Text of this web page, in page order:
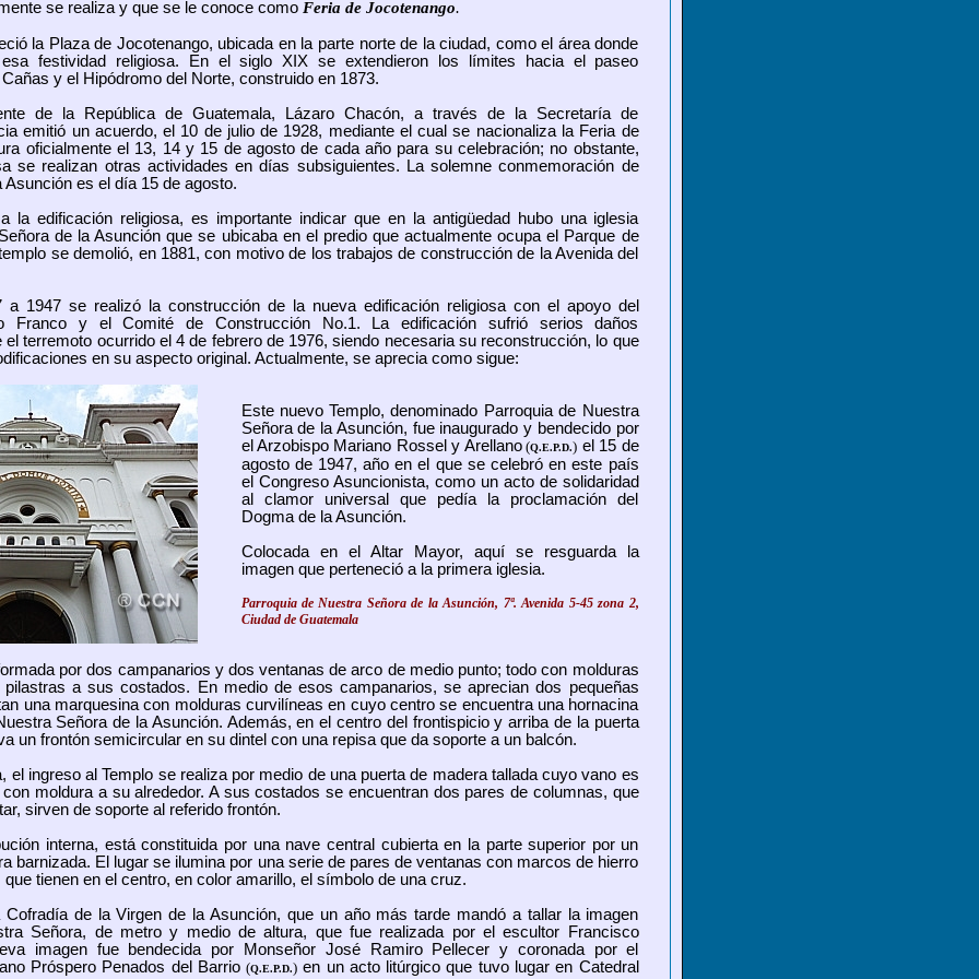
se realiza y que se le conoce como Feria de Jocotenango.
la Plaza de Jocotenango, ubicada en la parte norte de la ciudad, como el área donde
festividad religiosa. En el siglo XIX se extendieron los límites hacia el paseo
y el Hipódromo del Norte, construido en 1873.
de la República de Guatemala, Lázaro Chacón, a través de la Secretaría de
emitió un acuerdo, el 10 de julio de 1928, mediante el cual se nacionaliza la Feria de
oficialmente el 13, 14 y 15 de agosto de cada año para su celebración; no obstante,
se realizan otras actividades en días subsiguientes. La solemne conmemoración de
es el día 15 de agosto.
la edificación religiosa, es importante indicar que en la antigüedad hubo una iglesia
de la Asunción que se ubicaba en el predio que actualmente ocupa el Parque de
se demolió, en 1881, con motivo de los trabajos de construcción de la Avenida del
a 1947 se realizó la construcción de la nueva edificación religiosa con el apoyo del
Franco y el Comité de Construcción No.1. La edificación sufrió serios daños
terremoto ocurrido el 4 de febrero de 1976, siendo necesaria su reconstrucción, lo que
en su aspecto original. Actualmente, se aprecia como sigue:
Este nuevo Templo, denominado Parroquia de Nuestra
Señora de la Asunción, fue inaugurado y bendecido por
el Arzobispo Mariano Rossel y Arellano(Q.E.P.D.) el 15 de
agosto de 1947, año en el que se celebró en este país
el Congreso Asuncionista, como un acto de solidaridad
al clamor universal que pedía la proclamación del
Dogma de la Asunción.
Colocada en el Altar Mayor, aquí se resguarda la
imagen que perteneció a la primera iglesia.
Parroquia de Nuestra Señora de la Asunción, 7ª. Avenida 5-45 zona 2,
Ciudad de Guatemala
por dos campanarios y dos ventanas de arco de medio punto; todo con molduras
a sus costados. En medio de esos campanarios, se aprecian dos pequeñas
una marquesina con molduras curvilíneas en cuyo centro se encuentra una hornacina
Señora de la Asunción. Además, en el centro del frontispicio y arriba de la puerta
un frontón semicircular en su dintel con una repisa que da soporte a un balcón.
el ingreso al Templo se realiza por medio de una puerta de madera tallada cuyo vano es
moldura a su alrededor. A sus costados se encuentran dos pares de columnas, que
sirven de soporte al referido frontón.
interna, está constituida por una nave central cubierta en la parte superior por un
barnizada. El lugar se ilumina por una serie de pares de ventanas con marcos de hierro
tienen en el centro, en color amarillo, el símbolo de una cruz.
de la Virgen de la Asunción, que un año más tarde mandó a tallar la imagen
Señora, de metro y medio de altura, que fue realizada por el escultor Francisco
imagen fue bendecida por Monseñor José Ramiro Pellecer y coronada por el
Próspero Penados del Barrio(Q.E.P.D.) en un acto litúrgico que tuvo lugar en Catedral